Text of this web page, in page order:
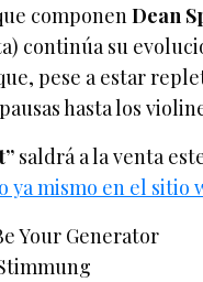
componenDean
continúa su
pese a estar
hasta los
saldrá a la venta
ya mismo en el sitio
Your Generator